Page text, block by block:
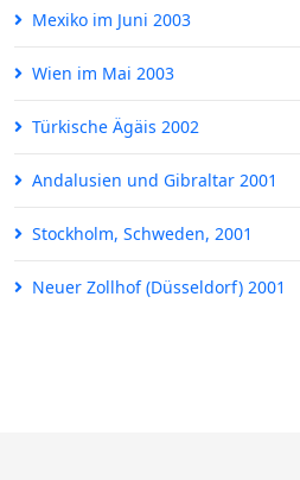
Mexiko im Juni 2003
Wien im Mai 2003
Türkische Ägäis 2002
Andalusien und Gibraltar 2001
Stockholm, Schweden, 2001
Neuer Zollhof (Düsseldorf) 2001